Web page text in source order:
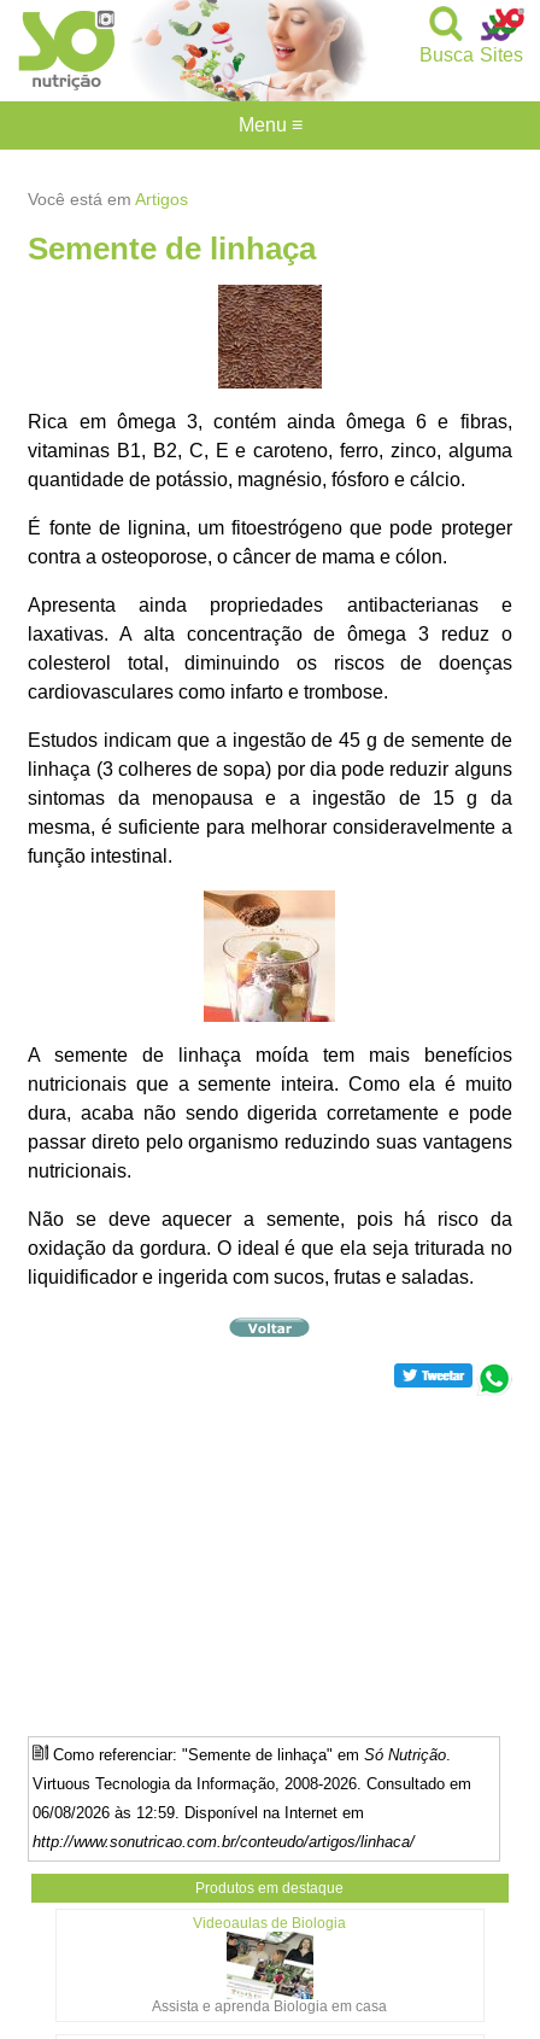
Sites
Busca
Você está emArtigos
Semente de linhaça
Rica em ômega 3, contém ainda ômega 6 e fibras,
vitaminas B1, B2, C, E e caroteno, ferro, zinco, alguma
quantidade de potássio, magnésio, fósforo e cálcio.
É fonte de lignina, um fitoestrógeno que pode proteger
contra a osteoporose, o câncer de mama e cólon.
Apresenta ainda propriedades antibacterianas e
laxativas. A alta concentração de ômega 3 reduz o
colesterol total, diminuindo os riscos de doenças
cardiovasculares como infarto e trombose.
Estudos indicam que a ingestão de 45 g de semente de
linhaça (3 colheres de sopa) por dia pode reduzir alguns
sintomas da menopausa e a ingestão de 15 g da
mesma, é suficiente para melhorar consideravelmente a
função intestinal.
A semente de linhaça moída tem mais benefícios
nutricionais que a semente inteira. Como ela é muito
dura, acaba não sendo digerida corretamente e pode
passar direto pelo organismo reduzindo suas vantagens
nutricionais.
Não se deve aquecer a semente, pois há risco da
oxidação da gordura. O ideal é que ela seja triturada no
liquidificador e ingerida com sucos, frutas e saladas.
Como referenciar: "Semente de linhaça" emSó Nutrição.
Virtuous Tecnologia da Informação, 2008-2026. Consultado em
06/08/2026 às 12:59. Disponível na Internet em
http://www.sonutricao.com.br/conteudo/artigos/linhaca/
Produtos em destaque
Videoaulas de Biologia
Assista e aprenda Biologia em casa